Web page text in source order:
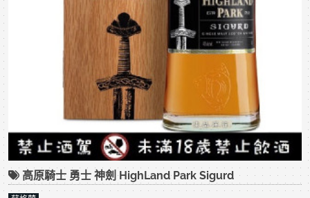
高原騎士 勇士 神劍 HighLand Park Sigurd